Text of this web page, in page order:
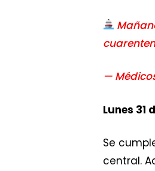
—
Lunes 31
Se
central.